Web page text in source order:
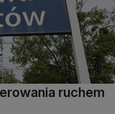
ruchem